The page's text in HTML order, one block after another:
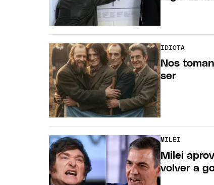
IDIOTA
Nos
ser
MILEI
Milei
volver a